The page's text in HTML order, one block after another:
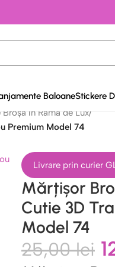
BaloaneStickere
în Ramă de Lux/
Premium Model 74
Livrare prin curier
Mărțișor
Cutie 3D
Model 74
25,00lei